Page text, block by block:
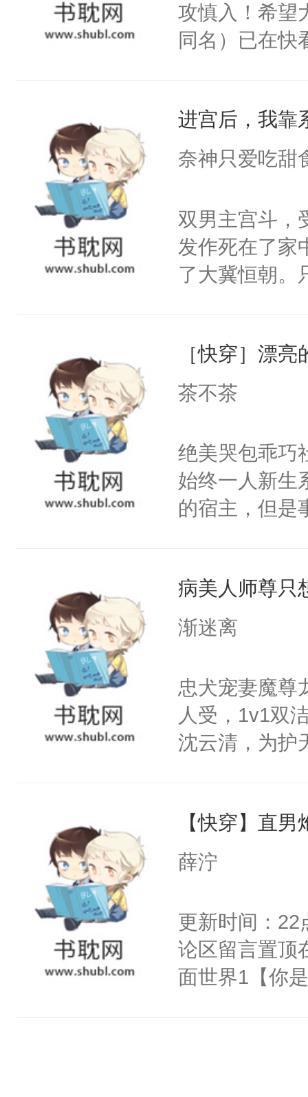
攻慎入！希望
同名）已在快
成为所有白莲
I，他们决定
莲花可不止有
点脑袋，看着
常见问题一：
教科书版：“
母的微笑：“
留看着面前
人，突然醒悟
卫天还没亮，
腰：“陛下，
不好了！”“那
小白莲：“嘤
胡说，我没碰
不愧是大佬
悉，嗷？这不
可以先看仙帝
进宫后，我靠
奈神只爱吃甜
双男主宫斗，
发作死在了家
了大冀恒朝。
惜被人暗害
绝。主神知晓
朝，一个从未
为三种性别。
构与男子相同
了一颗红色的
人，最终坐上
［快穿］漂
茶不茶
绝美哭包乖巧
始终一人新生
的宿主，但
你，打他一
右脸欠踹$￥
前，抬手摸
句：“魂淡！”
血：可爱，
阴恻恻的看着
点头：“你自
谁！”反正有
打工的！小
了！尼玛！到
病美人师尊只
渐迷离
忠犬宠妻魔尊
人受，1v1双
沈云清，为护
其是纯金色
的逆鳞，决战
逆鳞还亲了一
堂正正再战一
清倚在美人榻
老等死中，
【快穿】直
薛泞
更新时间：22
论区留言置顶
面世界1【你